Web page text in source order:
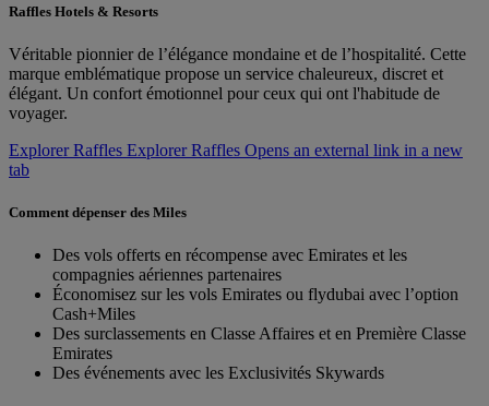
Raffles Hotels & Resorts
Véritable pionnier de l’élégance mondaine et de l’hospitalité. Cette
marque emblématique propose un service chaleureux, discret et
élégant. Un confort émotionnel pour ceux qui ont l'habitude de
voyager.
Explorer Raffles Explorer Raffles Opens an external link in a new
tab
Comment dépenser des Miles
Des vols offerts en récompense avec Emirates et les
compagnies aériennes partenaires
Économisez sur les vols Emirates ou flydubai avec l’option
Cash+Miles
Des surclassements en Classe Affaires et en Première Classe
Emirates
Des événements avec les Exclusivités Skywards